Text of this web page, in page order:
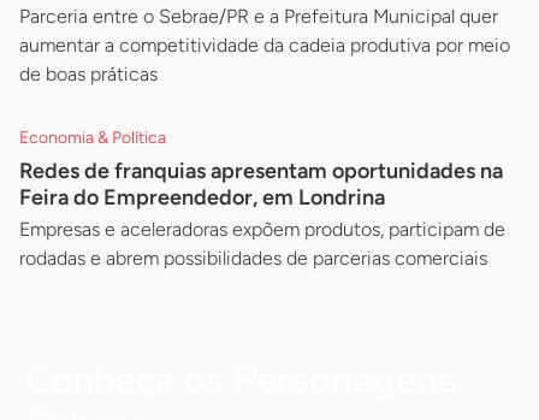
Parceria entre o Sebrae/PR e a Prefeitura Municipal quer
aumentar a competitividade da cadeia produtiva por meio
de boas práticas
Economia & Política
Redes de franquias apresentam oportunidades na
Feira do Empreendedor, em Londrina
Empresas e aceleradoras expõem produtos, participam de
rodadas e abrem possibilidades de parcerias comerciais